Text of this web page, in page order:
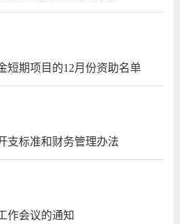
短期项目的12月份资助名单
支标准和财务管理办法
作会议的通知